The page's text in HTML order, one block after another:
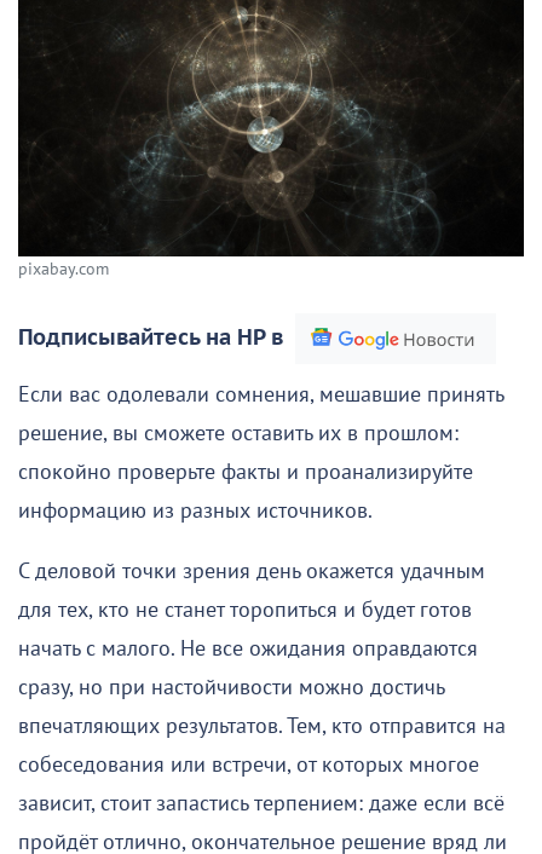
pixabay.com
Подписывайтесь на НР в
Если вас одолевали сомнения, мешавшие принять
решение, вы сможете оставить их в прошлом:
спокойно проверьте факты и проанализируйте
информацию из разных источников.
С деловой точки зрения день окажется удачным
для тех, кто не станет торопиться и будет готов
начать с малого. Не все ожидания оправдаются
сразу, но при настойчивости можно достичь
впечатляющих результатов. Тем, кто отправится на
собеседования или встречи, от которых многое
зависит, стоит запастись терпением: даже если всё
пройдёт отлично, окончательное решение вряд ли